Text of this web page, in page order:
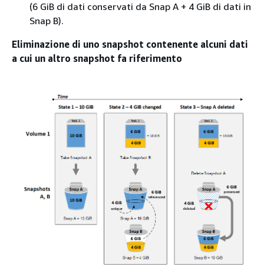
(6 GiB di dati conservati da Snap A + 4 GiB di dati in
Snap B).
Eliminazione di uno snapshot contenente alcuni dati
a cui un altro snapshot fa riferimento